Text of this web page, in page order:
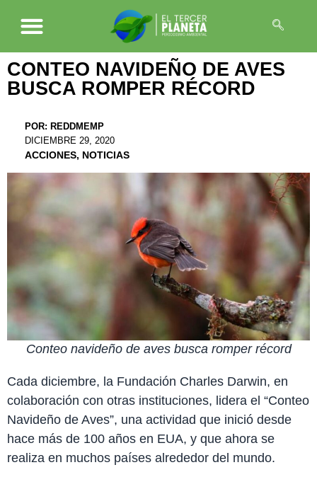
CONTEO NAVIDEÑO DE AVES
BUSCA ROMPER RÉCORD
POR: REDDMEMP
DICIEMBRE 29, 2020
ACCIONES, NOTICIAS
Conteo navideño de aves busca romper récord
Cada diciembre, la Fundación Charles Darwin, en
colaboración con otras instituciones, lidera el “Conteo
Navideño de Aves”, una actividad que inició desde
hace más de 100 años en EUA, y que ahora se
realiza en muchos países alrededor del mundo.